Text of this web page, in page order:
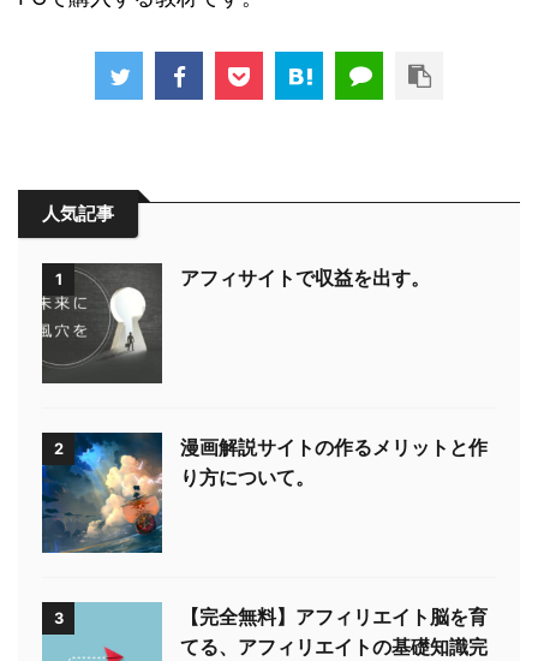
人気記事
1 アフィサイトで収益を出す。
2
漫画解説サイトの作るメリットと作
り方について。
3
【完全無料】アフィリエイト脳を育
てる、アフィリエイトの基礎知識完